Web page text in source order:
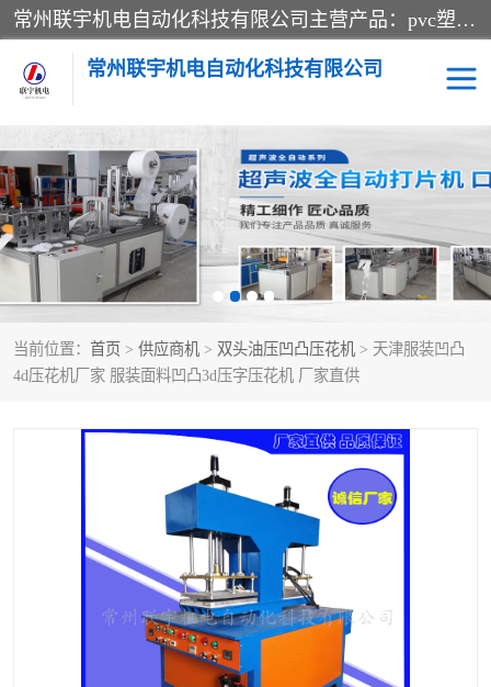
常州联宇机电自动化科技有限公司主营产品：pvc塑料焊机、高频热合机、软膜天花压边机、服装布料凹凸压花机、布料3d压印设备、服装植胶设备、超声波布料花边机、无纺布热合机、全自动压花机。
常州联宇机电自动化科技有限公司
当前位置： 首页 > 供应商机 > 双头油压凹凸压花机 > 天津服装凹凸
4d压花机厂家 服装面料凹凸3d压字压花机 厂家直供
压花定型机以及压花模具 超声波热合机
高频热合机 超声波花边机
超声波复合压花机 凹凸压花机压标机
3040凹凸压花机 双头服装凹凸压花机
自动超声波打片成型机
海绵产品成型机
其他超声波系列